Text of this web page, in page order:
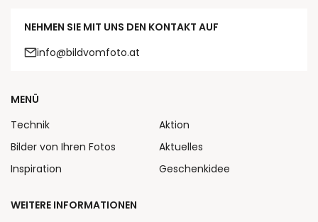
NEHMEN SIE MIT UNS DEN KONTAKT AUF
info@bildvomfoto.at
MENÜ
Technik
Bilder von Ihren Fotos
Inspiration
Aktion
Aktuelles
Geschenkidee
WEITERE INFORMATIONEN